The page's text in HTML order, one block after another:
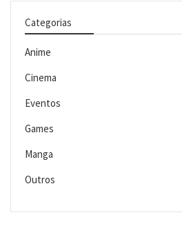
Categorias
Anime
Cinema
Eventos
Games
Manga
Outros